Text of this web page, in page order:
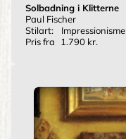
Solbadning i Klitterne
Paul Fischer
Stilart:
Impressionisme
Pris fra
1.790 kr.